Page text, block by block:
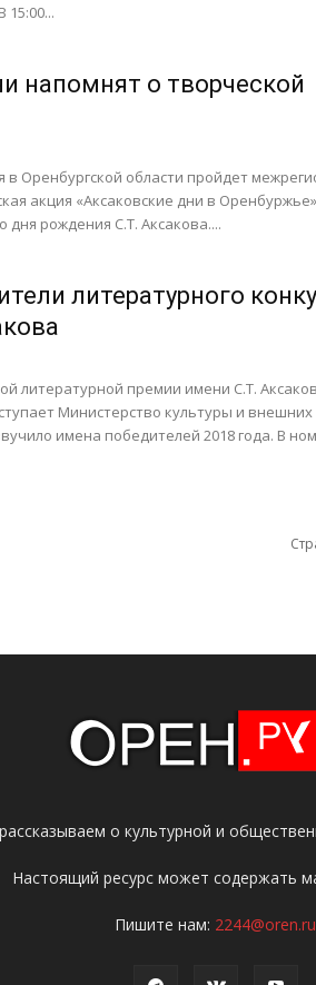
15:00...
напомнят о творческой
в Оренбургской области пройдет
акция «Аксаковские дни в
дня рождения С.Т. Аксакова....
литературного
литературной премии имени С.Т.
Министерство культуры и внешних
имена победителей 2018 года. В
о культурной и
Настоящий ресурс может содержать
Пишите нам: 2244@oren.ru